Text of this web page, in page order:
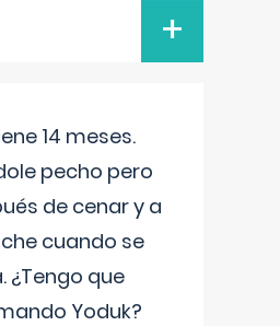
+
14 meses.
pecho pero
de cenar y a
cuando se
¿Tengo que
Yoduk?